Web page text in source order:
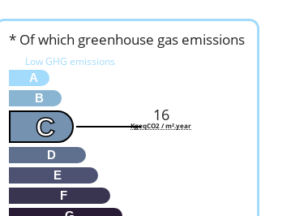
* Of which greenhouse gas emissions
Low GHG emissions
A
B
C
D
E
F
16
KgeqCO2 / m².year